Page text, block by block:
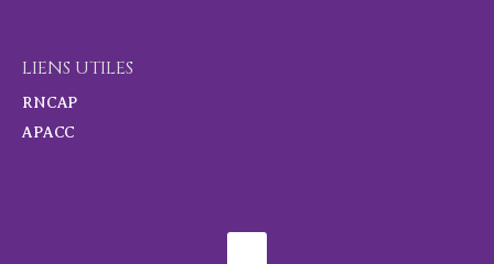
LIENS UTILES
RNCAP
APACC